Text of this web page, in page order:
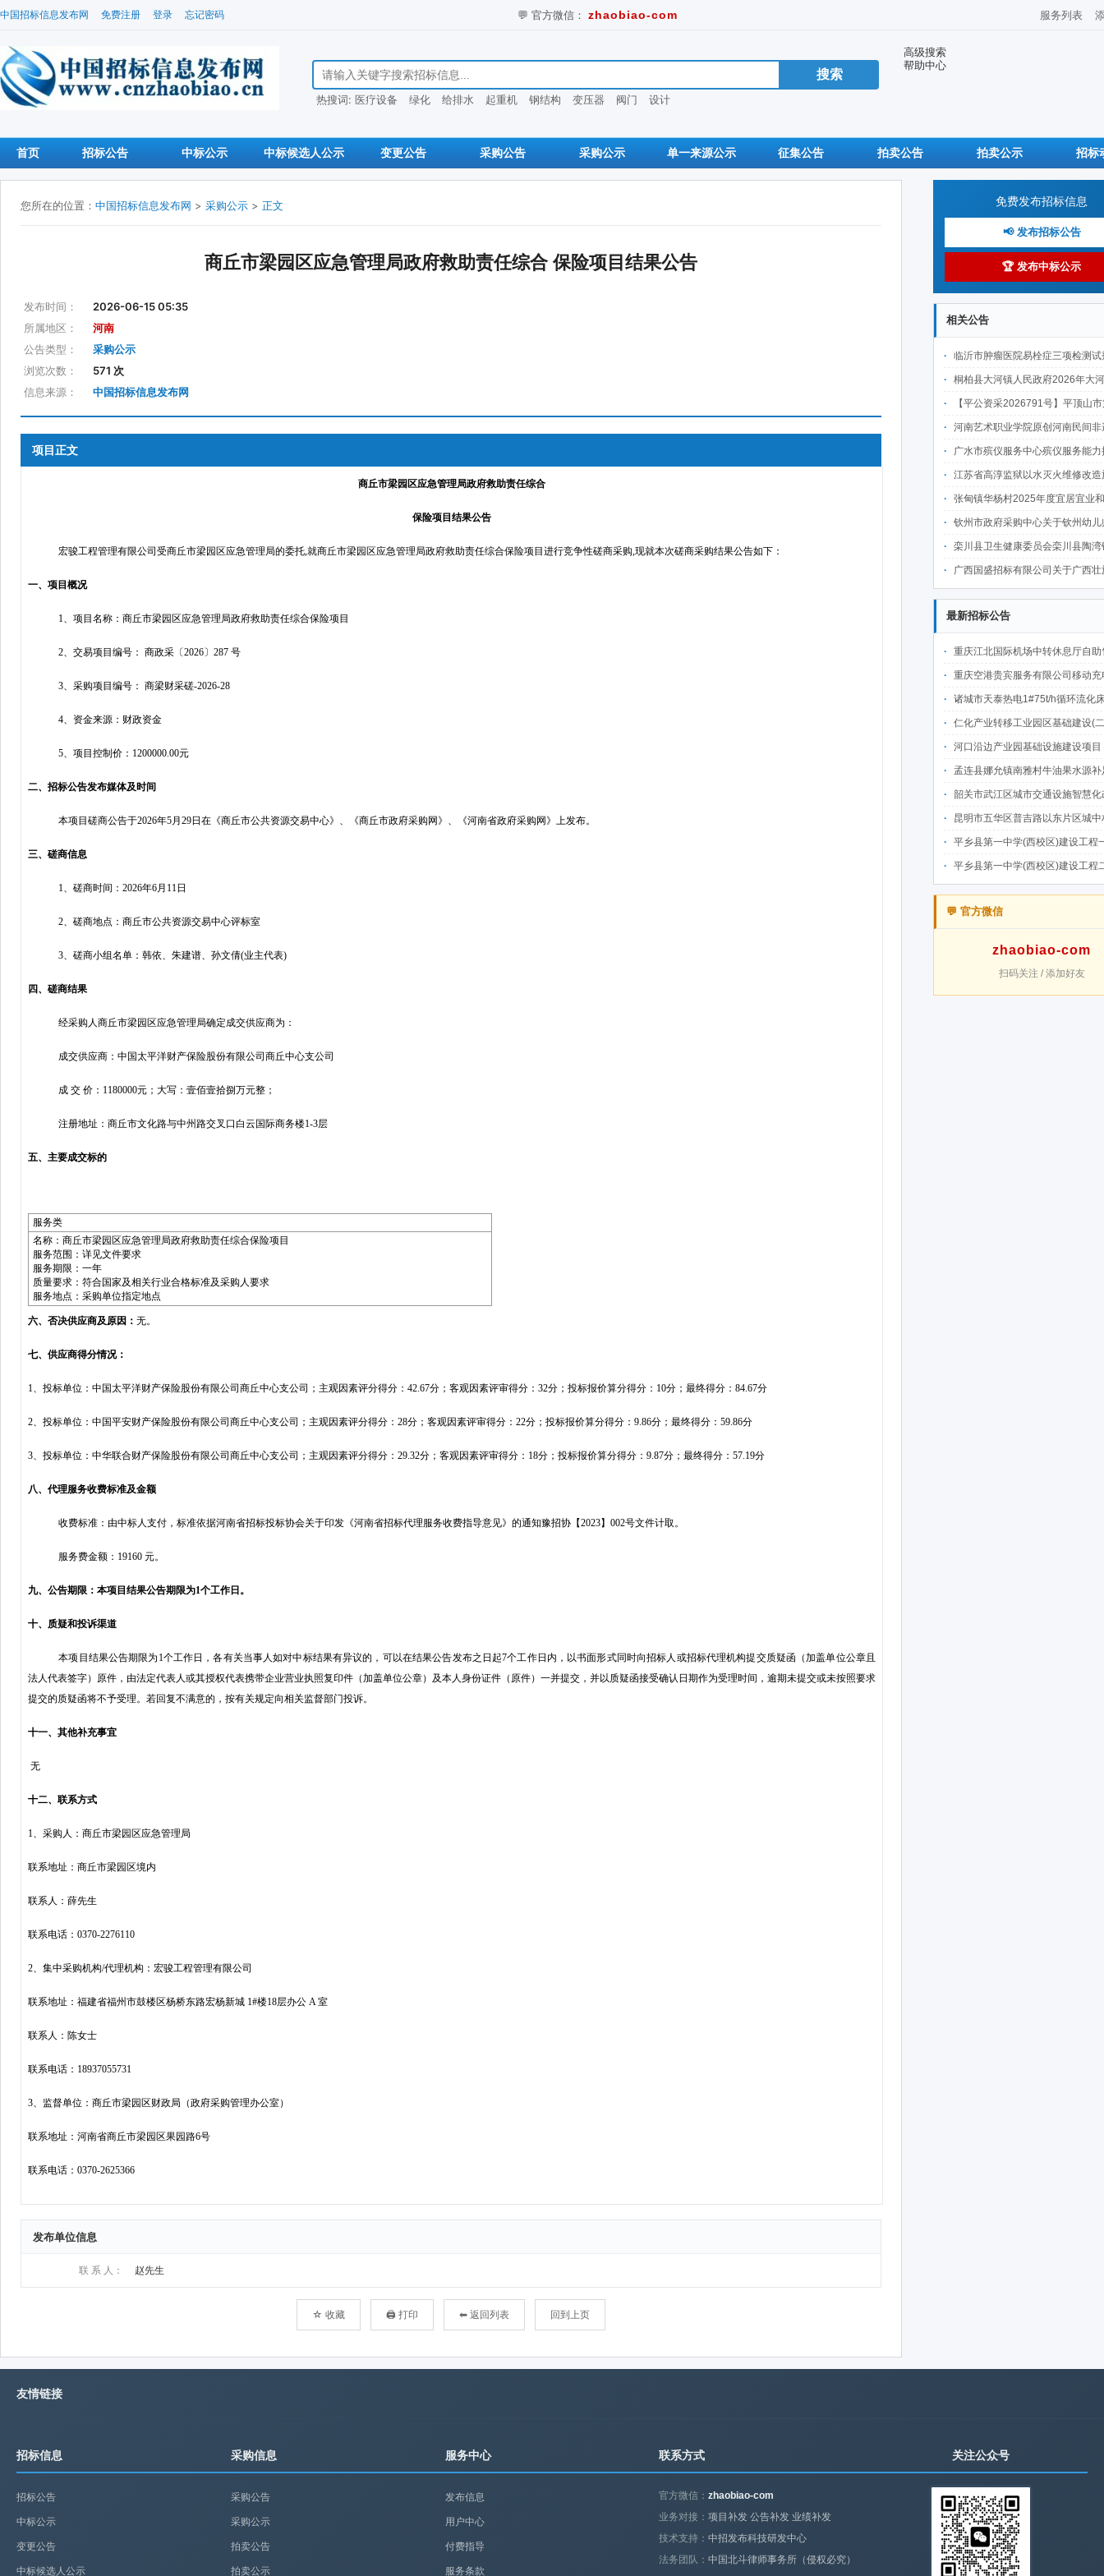
中国招标信息发布网 免费注册 登录 忘记密码 💬 官方微信： zhaobiao-com 服务列表
搜索招标信息
热搜词: 医疗设备 绿化 给排水 起重机 钢结构 变压器 阀门 设计
高级搜索
帮助中心
首页 招标公告 中标公示 中标候选人公示 变更公告 采购公告 采购公示 单一来源公示 征集公告 拍卖公告 拍卖公示 招标
您所在的位置： 中国招标信息发布网 > 采购公示 > 正文
商丘市梁园区应急管理局政府救助责任综合 保险项目结果公告
发布时间：
2026-06-15 05:35
所属地区：
河南
公告类型：
采购公示
浏览次数：
571 次
信息来源：
中国招标信息发布网
项目正文
发布单位信息
联 系 人： 赵先生
☆ 收藏 🖨 打印 ⬅ 返回列表 回到上页
免费发布招标信息
📢 发布招标公告
🏆 发布中标公示
相关公告
临沂市肿瘤医院易栓症三项检测试剂项目（二次）废
桐柏县大河镇人民政府2026年大河镇农村人居环境提升项目
【平公资采2026791号】平顶山市第二人民医院老病房楼加固改造项目(含钢结构加建和既有建筑拆改加固工
河南艺术职业学院原创河南民间非遗舞剧《农历》加工提高项目-
广水市殡仪服务中心殡仪服务能力提升项目中标成
江苏省高淳监狱以水灭火维修改造施工项目成
张甸镇华杨村2025年度宜居宜业和美乡村建设(市级)项目
钦州市政府采购中心关于钦州幼儿师范高等专科学校5号教学楼1号计算机实训室设备采购及安装（QZZC2026-J1-990200-
栾川县卫生健康委员会栾川县陶湾镇中心卫生院特色科室建设项目-
广西国盛招标有限公司关于广西壮族自治区图书馆图书智能分拣与搬运服务采购（GXZC2026-C3-002371-
最新招标公告
重庆江北国际机场中转休息厅自助售卖机点位公开招
重庆空港贵宾服务有限公司移动充电宝点位资源公开
诸城市天泰热电1#75t/h循环流化床锅炉及配套设施升级改造项目（设计施工一体
仁化产业转移工业园区基础建设(二期)一韶关仁化产业园区工业二路道路及桥梁(西侧扩园段)建设
河口沿边产业园基础设施建设项目（二期）设计施工总承包（EPC）(三次
孟连县娜允镇南雅村牛油果水源补足提质增效建设项目
韶关市武江区城市交通设施智慧化改造提升项目-基础建设工程（一期）A标段施
昆明市五华区普吉路以东片区城中村改造项目（一期）A7、A-4-2地块安置房项目供配电设计施工一体化
平乡县第一中学(西校区)建设工程一标段施工
平乡县第一中学(西校区)建设工程二标段施工
💬 官方微信
zhaobiao-com
扫码关注 / 添加好友
友情链接
招标信息
招标公告
中标公示
变更公告
中标候选人公示
采购信息
采购公告
采购公示
拍卖公告
拍卖公示
服务中心
发布信息
用户中心
付费指导
服务条款
联系方式
官方微信：zhaobiao-com
业务对接：项目补发 公告补发 业绩补发
技术支持：中招发布科技研发中心
法务团队：中国北斗律师事务所（侵权必究）
关注公众号